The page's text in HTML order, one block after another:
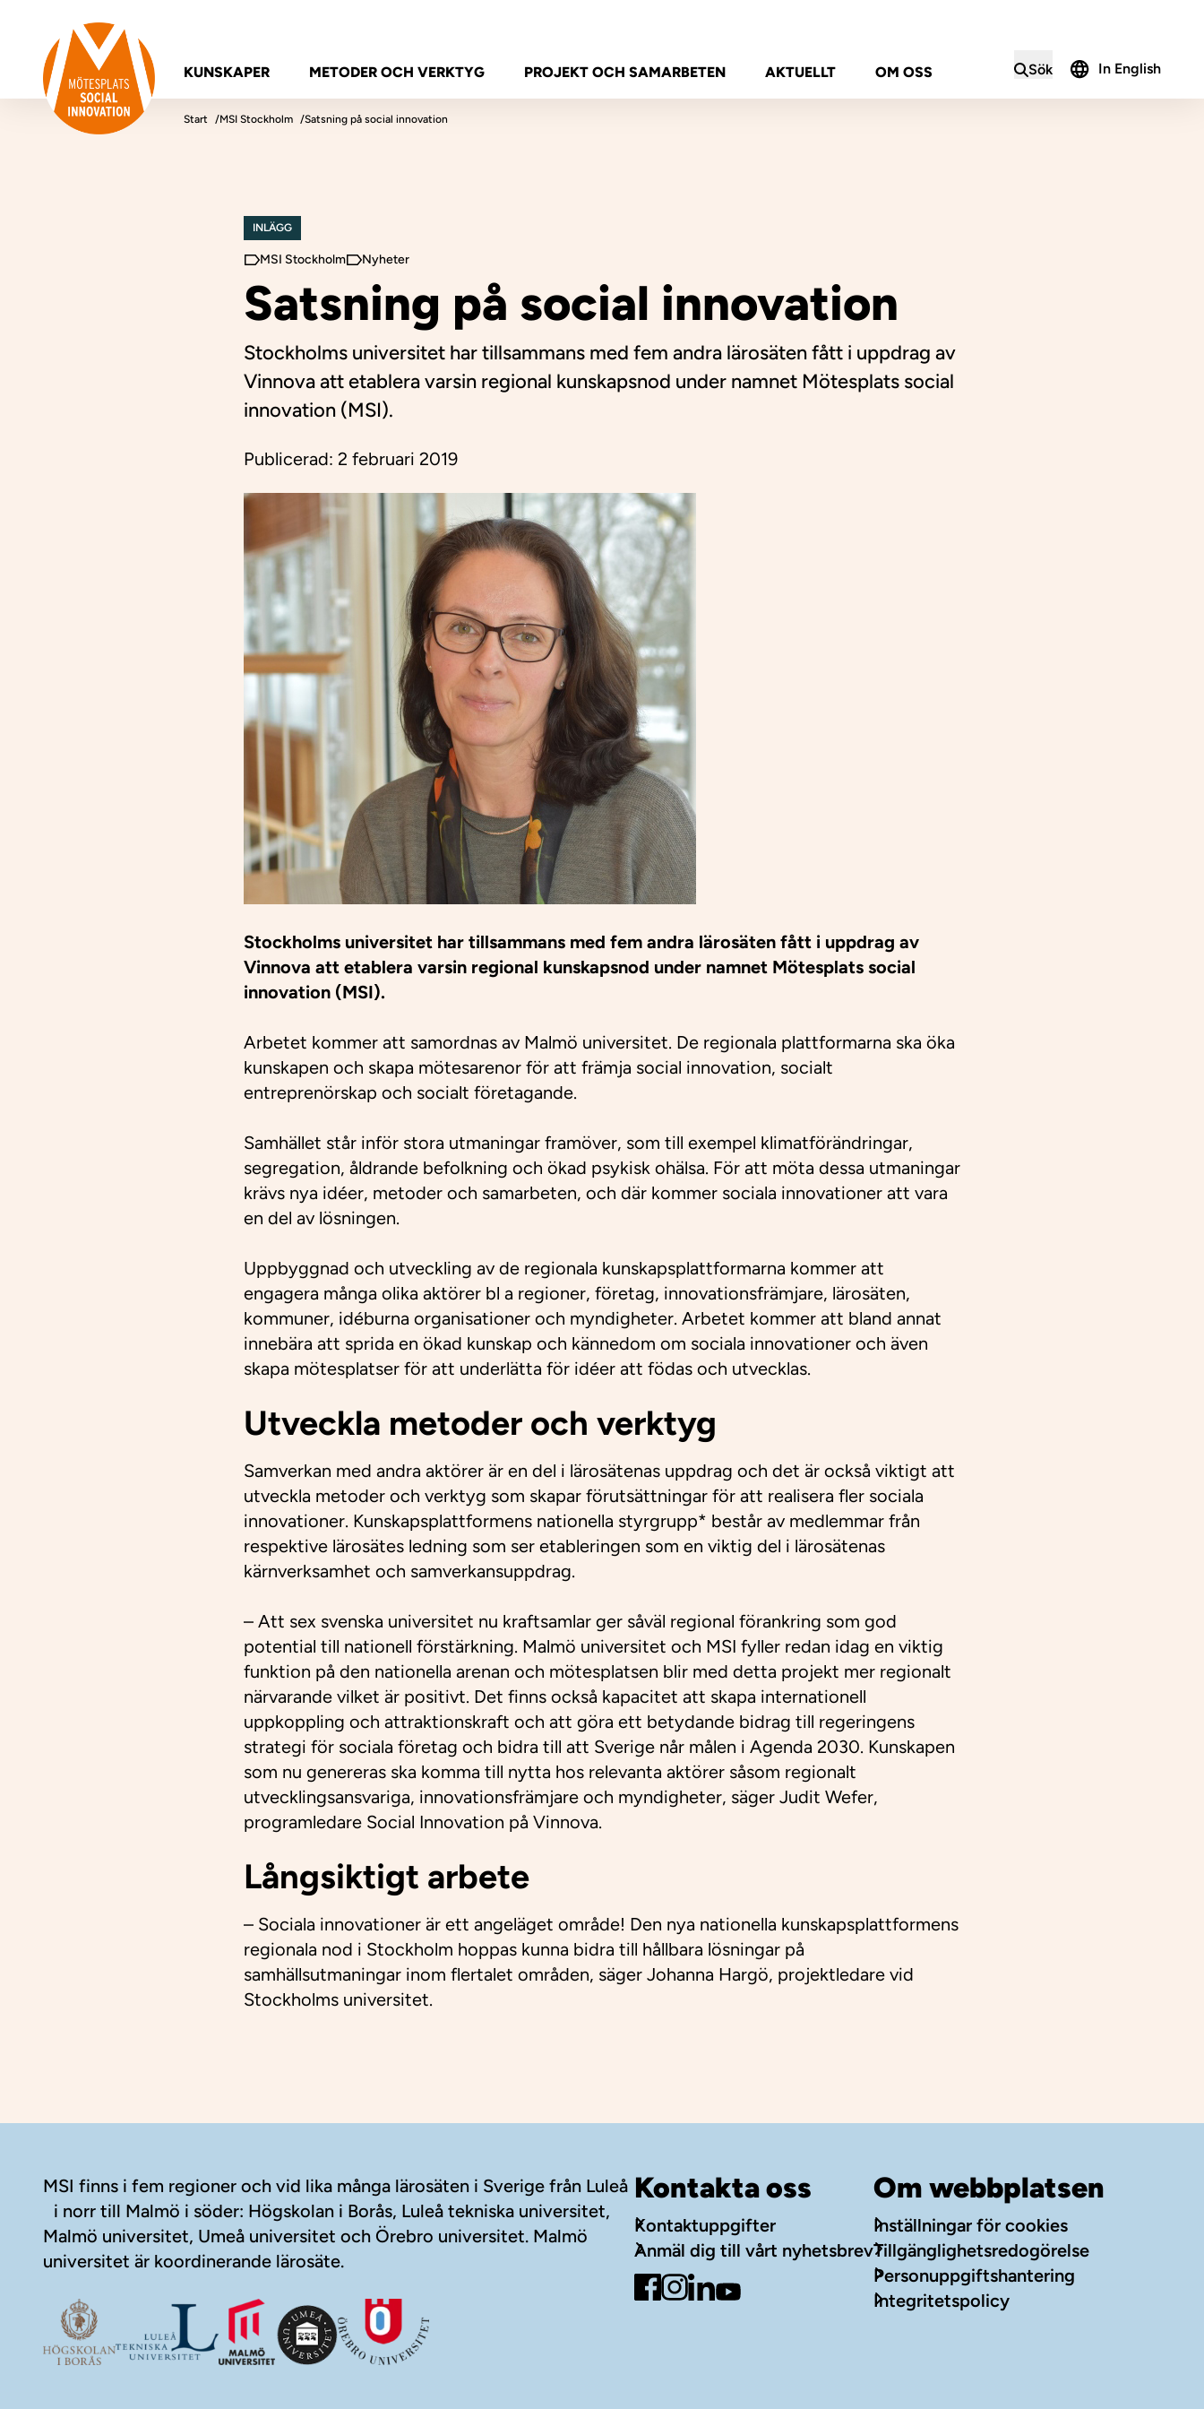
Hoppa till innehåll
Mötesplatsen Social Innovation
KUNSKAPER METODER OCH VERKTYG PROJEKT OCH SAMARBETEN AKTUELLT OM OSS Sök In English
Start MSI Stockholm Satsning på social innovation
INLÄGG
MSI Stockholm Nyheter
Satsning på social innovation
Stockholms universitet har tillsammans med fem andra lärosäten fått i uppdrag av
Vinnova att etablera varsin regional kunskapsnod under namnet Mötesplats social
innovation (MSI).
Publicerad: 2 februari 2019
Stockholms universitet har tillsammans med fem andra lärosäten fått i uppdrag av
Vinnova att etablera varsin regional kunskapsnod under namnet Mötesplats social
innovation (MSI).
Arbetet kommer att samordnas av Malmö universitet. De regionala plattformarna ska öka
kunskapen och skapa mötesarenor för att främja social innovation, socialt
entreprenörskap och socialt företagande.
Samhället står inför stora utmaningar framöver, som till exempel klimatförändringar,
segregation, åldrande befolkning och ökad psykisk ohälsa. För att möta dessa utmaningar
krävs nya idéer, metoder och samarbeten, och där kommer sociala innovationer att vara
en del av lösningen.
Uppbyggnad och utveckling av de regionala kunskapsplattformarna kommer att
engagera många olika aktörer bl a regioner, företag, innovationsfrämjare, lärosäten,
kommuner, idéburna organisationer och myndigheter. Arbetet kommer att bland annat
innebära att sprida en ökad kunskap och kännedom om sociala innovationer och även
skapa mötesplatser för att underlätta för idéer att födas och utvecklas.
Utveckla metoder och verktyg
Samverkan med andra aktörer är en del i lärosätenas uppdrag och det är också viktigt att
utveckla metoder och verktyg som skapar förutsättningar för att realisera fler sociala
innovationer. Kunskapsplattformens nationella styrgrupp* består av medlemmar från
respektive lärosätes ledning som ser etableringen som en viktig del i lärosätenas
kärnverksamhet och samverkansuppdrag.
– Att sex svenska universitet nu kraftsamlar ger såväl regional förankring som god
potential till nationell förstärkning. Malmö universitet och MSI fyller redan idag en viktig
funktion på den nationella arenan och mötesplatsen blir med detta projekt mer regionalt
närvarande vilket är positivt. Det finns också kapacitet att skapa internationell
uppkoppling och attraktionskraft och att göra ett betydande bidrag till regeringens
strategi för sociala företag och bidra till att Sverige når målen i Agenda 2030. Kunskapen
som nu genereras ska komma till nytta hos relevanta aktörer såsom regionalt
utvecklingsansvariga, innovationsfrämjare och myndigheter, säger Judit Wefer,
programledare Social Innovation på Vinnova.
Långsiktigt arbete
– Sociala innovationer är ett angeläget område! Den nya nationella kunskapsplattformens
regionala nod i Stockholm hoppas kunna bidra till hållbara lösningar på
samhällsutmaningar inom flertalet områden, säger Johanna Hargö, projektledare vid
Stockholms universitet.
MSI finns i fem regioner och vid lika många lärosäten i Sverige från Luleå
i norr till Malmö i söder: Högskolan i Borås, Luleå tekniska universitet,
Malmö universitet, Umeå universitet och Örebro universitet. Malmö
universitet är koordinerande lärosäte.
Kontakta oss
Kontaktuppgifter
Anmäl dig till vårt nyhetsbrev
Gå till Facebook
Gå till Instagram
Gå till LinkedIn
Gå till YouTube
Om webbplatsen
Inställningar för cookies
Tillgänglighetsredogörelse
Personuppgiftshantering
Integritetspolicy